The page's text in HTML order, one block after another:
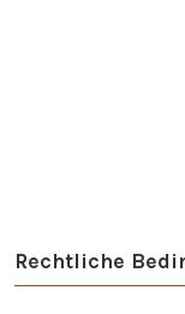
Rechtliche